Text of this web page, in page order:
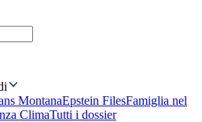
MontanaEpstein FilesFamiglia nel
ClimaTutti i dossier